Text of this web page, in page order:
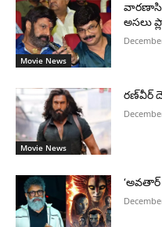
Movie News
అసలు
Movie News
రణ్‌వీర్